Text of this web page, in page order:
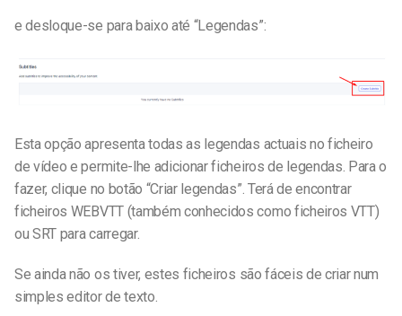
e desloque-se para baixo até “Legendas”:
Esta opção apresenta todas as legendas actuais no ficheiro
de vídeo e permite-lhe adicionar ficheiros de legendas. Para o
fazer, clique no botão “Criar legendas”. Terá de encontrar
ficheiros WEBVTT (também conhecidos como ficheiros VTT)
ou SRT para carregar.
Se ainda não os tiver, estes ficheiros são fáceis de criar num
simples editor de texto.